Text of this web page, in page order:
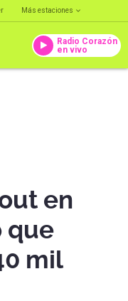
Más estaciones
Radio Corazón
en vivo
en
que
mil